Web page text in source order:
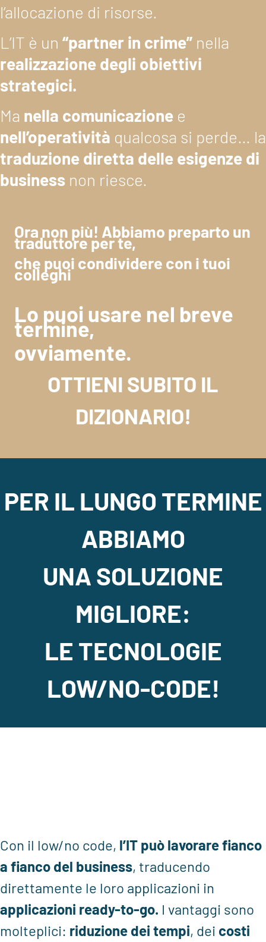
l’allocazione di risorse.
L’IT è un “partner in crime” nella
realizzazione degli obiettivi
strategici.
Ma nella comunicazione e
nell’operatività qualcosa si perde… la
traduzione diretta delle esigenze di
business non riesce.
Ora non più! Abbiamo preparto un
traduttore per te,
che puoi condividere con i tuoi
colleghi
Lo puoi usare nel breve
termine,
ovviamente.
OTTIENI SUBITO IL
DIZIONARIO!
PER IL LUNGO TERMINE
ABBIAMO
UNA SOLUZIONE
MIGLIORE:
LE TECNOLOGIE
LOW/NO-CODE!
Con il low/no code, l’IT può lavorare fianco
a fianco del business, traducendo
direttamente le loro applicazioni in
applicazioni ready-to-go. I vantaggi sono
molteplici: riduzione dei tempi, dei costi